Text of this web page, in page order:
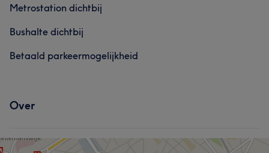
Portfolio
Metrostation dichtbij
Bushalte dichtbij
Betaald parkeermogelijkheid
Over